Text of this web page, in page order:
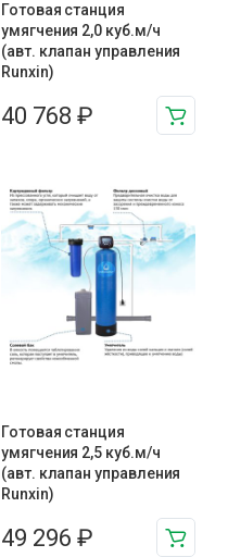
Готовая станция
умягчения 2,0 куб.м/ч
(авт. клапан управления
Runxin)
40 768 ₽
Готовая станция
умягчения 2,5 куб.м/ч
(авт. клапан управления
Runxin)
49 296 ₽